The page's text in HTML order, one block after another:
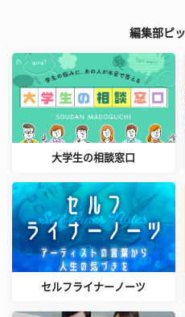
編集部ピ
大学生の相談窓口
セルフライナーノーツ